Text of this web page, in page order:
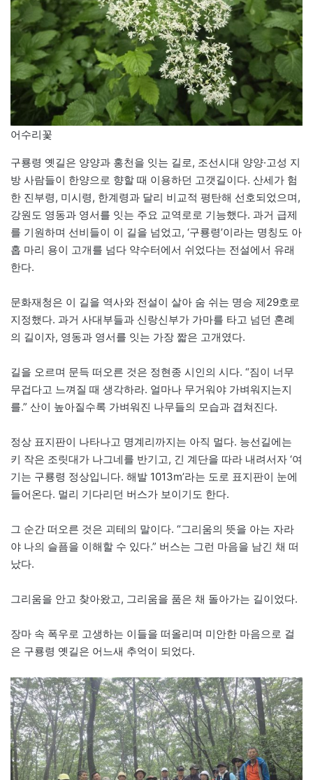
어수리꽃
구룡령 옛길은 양양과 홍천을 잇는 길로, 조선시대 양양·고성 지
방 사람들이 한양으로 향할 때 이용하던 고갯길이다. 산세가 험
한 진부령, 미시령, 한계령과 달리 비교적 평탄해 선호되었으며,
강원도 영동과 영서를 잇는 주요 교역로로 기능했다. 과거 급제
를 기원하며 선비들이 이 길을 넘었고, ‘구룡령’이라는 명칭도 아
홉 마리 용이 고개를 넘다 약수터에서 쉬었다는 전설에서 유래
한다.
문화재청은 이 길을 역사와 전설이 살아 숨 쉬는 명승 제29호로
지정했다. 과거 사대부들과 신랑신부가 가마를 타고 넘던 혼례
의 길이자, 영동과 영서를 잇는 가장 짧은 고개였다.
길을 오르며 문득 떠오른 것은 정현종 시인의 시다. “짐이 너무
무겁다고 느껴질 때 생각하라. 얼마나 무거워야 가벼워지는지
를.” 산이 높아질수록 가벼워진 나무들의 모습과 겹쳐진다.
정상 표지판이 나타나고 명계리까지는 아직 멀다. 능선길에는
키 작은 조릿대가 나그네를 반기고, 긴 계단을 따라 내려서자 ‘여
기는 구룡령 정상입니다. 해발 1013m’라는 도로 표지판이 눈에
들어온다. 멀리 기다리던 버스가 보이기도 한다.
그 순간 떠오른 것은 괴테의 말이다. “그리움의 뜻을 아는 자라
야 나의 슬픔을 이해할 수 있다.” 버스는 그런 마음을 남긴 채 떠
났다.
그리움을 안고 찾아왔고, 그리움을 품은 채 돌아가는 길이었다.
장마 속 폭우로 고생하는 이들을 떠올리며 미안한 마음으로 걸
은 구룡령 옛길은 어느새 추억이 되었다.